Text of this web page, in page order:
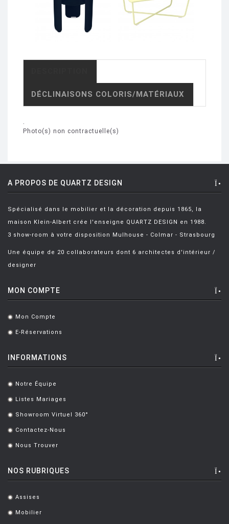
DÉCLINAISONS COLORIS/MATÉRIAUX
.
Photo(s) non contractuelle(s)
A PROPOS DE QUARTZ DESIGN
Spécialisé dans le mobilier et la décoration depuis 1865, la
maison Klein-Albert crée l'enseigne QUARTZ DESIGN en 1988.
3 show-room à votre disposition Mulhouse - Colmar - Strasbourg
Une équipe de 20 collaborateurs dont 6 architectes d'intérieur /
designer
MON COMPTE
. Mon Compte
. E-Réservations
INFORMATIONS
. Notre Équipe
. Listes Mariages
. Showroom Virtuel 360°
. Contactez-Nous
. Nous Trouver
NOS RUBRIQUES
. Assises
. Mobilier